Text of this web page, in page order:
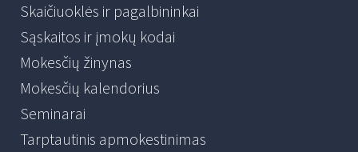
Skaičiuoklės ir pagalbininkai
Sąskaitos ir įmokų kodai
Mokesčių žinynas
Mokesčių kalendorius
Seminarai
Tarptautinis apmokestinimas